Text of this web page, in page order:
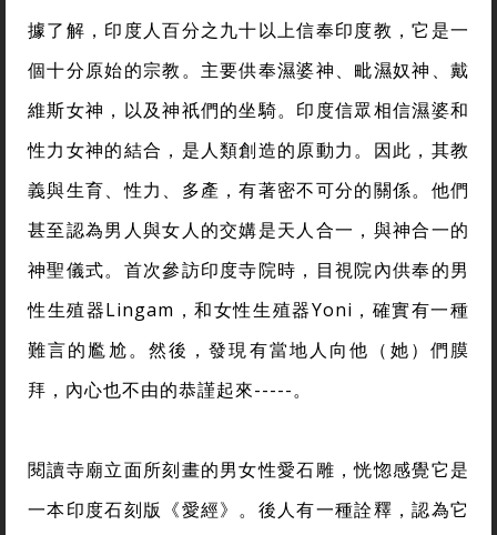
據了解，印度人百分之九十以上信奉印度教，它是一
個十分原始的宗教。主要供奉濕婆神、毗濕奴神、戴
維斯女神，以及神祇們的坐騎。印度信眾相信濕婆和
性力女神的結合，是人類創造的原動力。因此，其教
義與生育、性力、多產，有著密不可分的關係。他們
甚至認為男人與女人的交媾是天人合一，與神合一的
神聖儀式。首次參訪印度寺院時，目視院內供奉的男
性生殖器Lingam，和女性生殖器Yoni，確實有一種
難言的尷尬。然後，發現有當地人向他（她）們膜
拜，內心也不由的恭謹起來-----。
閱讀寺廟立面所刻畫的男女性愛石雕，恍惚感覺它是
一本印度石刻版《愛經》。後人有一種詮釋，認為它